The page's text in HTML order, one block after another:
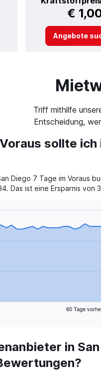
€
Angebote
Triff mithilfe
Entscheidung,
sollte
Diego 7 Tage im Voraus
Das ist eine Ersparnis von
60 Tage
in